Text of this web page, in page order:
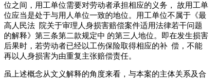
位之间，用工单位需要对劳动者承担相应的义务， 故用工单
位应当是处于与用人单位一致的地位。用工单位不属于《最
高人民法 院关于审理人身损害赔偿案件适用法律若干问题
的解释》第三条第二款规定中 的第三人地位。即在发生损害
后果时，若劳动者已经以工伤保险取得相应的补 偿，不能
再以人身损害为由重复主张赔偿责任。
虽上述概念从文义解释的角度来看，与本案的主体关系及合